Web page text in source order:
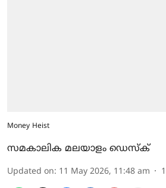
Money Heist
സമകാലിക മലയാളം ഡെസ്ക്
Updated on: 11 May 2026, 11:48 am 1